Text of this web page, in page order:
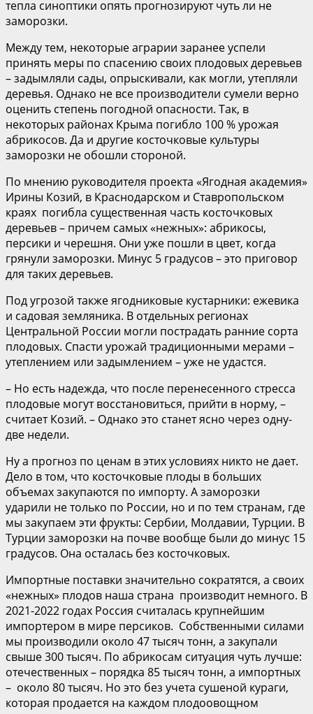
тепла синоптики опять прогнозируют чуть ли не
заморозки.
Между тем, некоторые аграрии заранее успели
принять меры по спасению своих плодовых деревьев
– задымляли сады, опрыскивали, как могли, утепляли
деревья. Однако не все производители сумели верно
оценить степень погодной опасности. Так, в
некоторых районах Крыма погибло 100 % урожая
абрикосов. Да и другие косточковые культуры
заморозки не обошли стороной.
По мнению руководителя проекта «Ягодная академия»
Ирины Козий, в Краснодарском и Ставропольском
краях погибла существенная часть косточковых
деревьев – причем самых «нежных»: абрикосы,
персики и черешня. Они уже пошли в цвет, когда
грянули заморозки. Минус 5 градусов – это приговор
для таких деревьев.
Под угрозой также ягодниковые кустарники: ежевика
и садовая земляника. В отдельных регионах
Центральной России могли пострадать ранние сорта
плодовых. Спасти урожай традиционными мерами –
утеплением или задымлением – уже не удастся.
– Но есть надежда, что после перенесенного стресса
плодовые могут восстановиться, прийти в норму, –
считает Козий. – Однако это станет ясно через одну-
две недели.
Ну а прогноз по ценам в этих условиях никто не дает.
Дело в том, что косточковые плоды в больших
объемах закупаются по импорту. А заморозки
ударили не только по России, но и по тем странам, где
мы закупаем эти фрукты: Сербии, Молдавии, Турции. В
Турции заморозки на почве вообще были до минус 15
градусов. Она осталась без косточковых.
Импортные поставки значительно сократятся, а своих
«нежных» плодов наша страна производит немного. В
2021-2022 годах Россия считалась крупнейшим
импортером в мире персиков. Собственными силами
мы производили около 47 тысяч тонн, а закупали
свыше 300 тысяч. По абрикосам ситуация чуть лучше:
отечественных – порядка 85 тысяч тонн, а импортных
– около 80 тысяч. Но это без учета сушеной кураги,
которая продается на каждом плодоовощном